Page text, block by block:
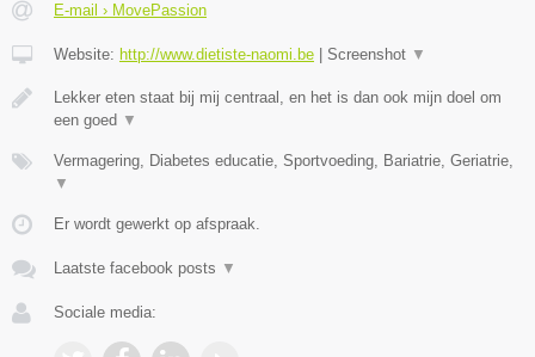
E-mail › MovePassion
Website: http://www.dietiste-naomi.be Screenshot ▼
Lekker eten staat bij mij centraal, en het is dan ook mijn doel om
een goed ▼
Vermagering, Diabetes educatie, Sportvoeding, Bariatrie, Geriatrie,
▼
Er wordt gewerkt op afspraak.
Laatste facebook posts ▼
Sociale media: